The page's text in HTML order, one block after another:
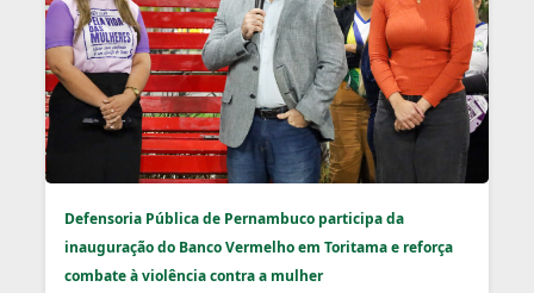
Defensoria Pública de Pernambuco participa da
inauguração do Banco Vermelho em Toritama e reforça
combate à violência contra a mulher